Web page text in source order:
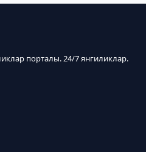
порталы. 24/7 янгиликлар.